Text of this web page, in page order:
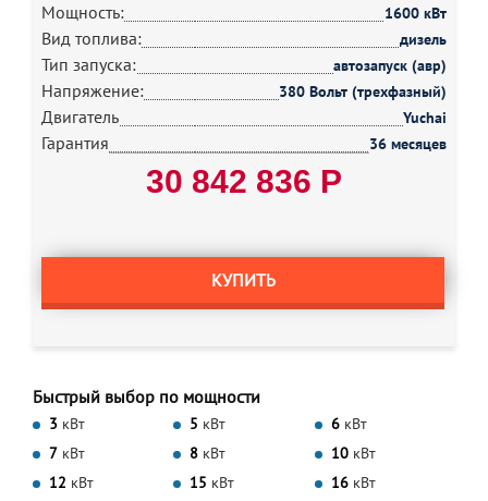
Мощность:
1600 кВт
Вид топлива: дизель
Тип запуска: автозапуск (авр)
Напряжение: 380 Вольт (трехфазный)
Двигатель Yuchai
Гарантия 36 месяцев
30 842 836 Р
КУПИТЬ
Быстрый выбор по мощности
3 кВт 5 кВт 6 кВт
7 кВт 8 кВт 10 кВт
12 кВт 15 кВт 16 кВт